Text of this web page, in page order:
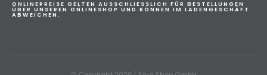
ONLINEPREISE GELTEN AUSSCHLIESSLICH FÜR BESTELLUNGEN
ÜBER UNSEREN ONLINESHOP UND KÖNNEN IM LADENGESCHÄFT
ABWEICHEN.